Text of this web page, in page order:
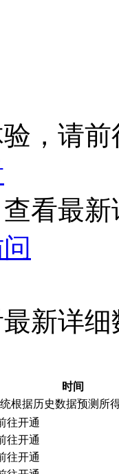
，请
看最
新详细
时间
根据历史数据预测所
往开通
往开通
往开通